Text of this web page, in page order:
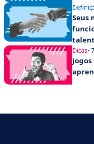
Seus
Dicas•